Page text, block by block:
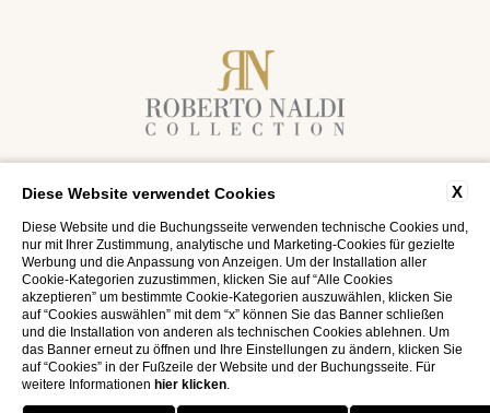
HOTEL MANCINO 12
T.+39 06 674971- M.welcome@hotelmancino12.com
USt-IdNr 07622761216
CIN IT0558091A11ZZ6CLNVP
X
Diese Website verwendet Cookies
Diese Website und die Buchungsseite verwenden technische Cookies und,
nur mit Ihrer Zustimmung, analytische und Marketing-Cookies für gezielte
Werbung und die Anpassung von Anzeigen. Um der Installation aller
Cookie-Kategorien zuzustimmen, klicken Sie auf “Alle Cookies
akzeptieren” um bestimmte Cookie-Kategorien auszuwählen, klicken Sie
auf “Cookies auswählen” mit dem “x” können Sie das Banner schließen
und die Installation von anderen als technischen Cookies ablehnen. Um
das Banner erneut zu öffnen und Ihre Einstellungen zu ändern, klicken Sie
auf “Cookies” in der Fußzeile der Website und der Buchungsseite. Für
weitere Informationen hier klicken.